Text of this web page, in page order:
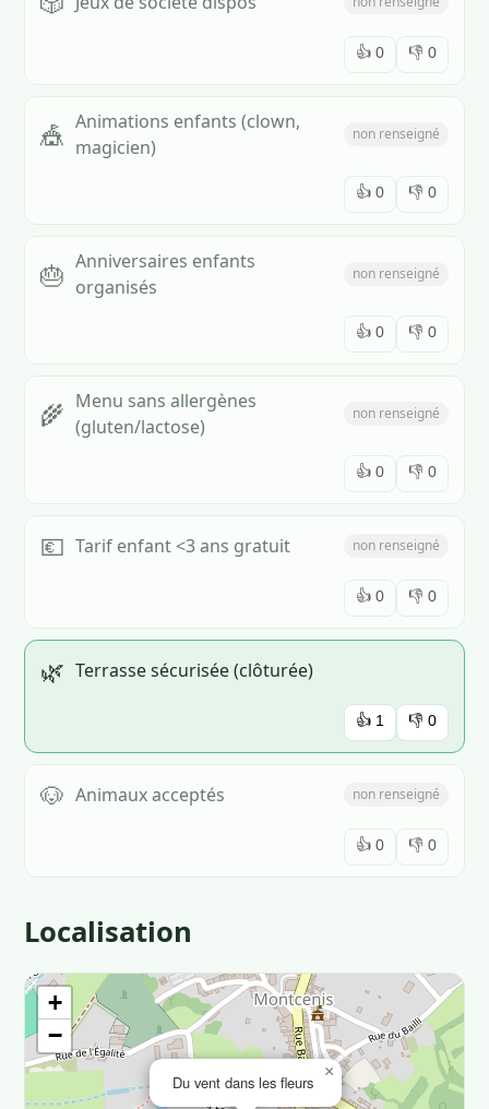
👍 0 👎 0
🎪 Animations enfants (clown,
magicien)
non renseigné
👍 0 👎 0
🎂 Anniversaires enfants
organisés
non renseigné
👍 0 👎 0
🌾 Menu sans allergènes
(gluten/lactose)
non renseigné
👍 0 👎 0
💶 Tarif enfant <3 ans gratuit non renseigné
👍 0 👎 0
🌿 Terrasse sécurisée (clôturée)
👍 1 👎 0
🐶 Animaux acceptés non renseigné
👍 0 👎 0
Localisation
Du vent dans les fleurs
×
+
−